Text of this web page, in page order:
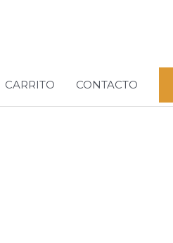
CARRITO CONTACTO